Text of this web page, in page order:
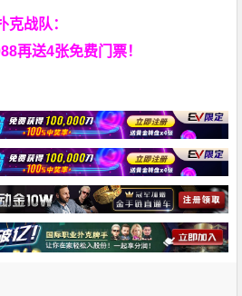
克战队：
再送4张免费门票！